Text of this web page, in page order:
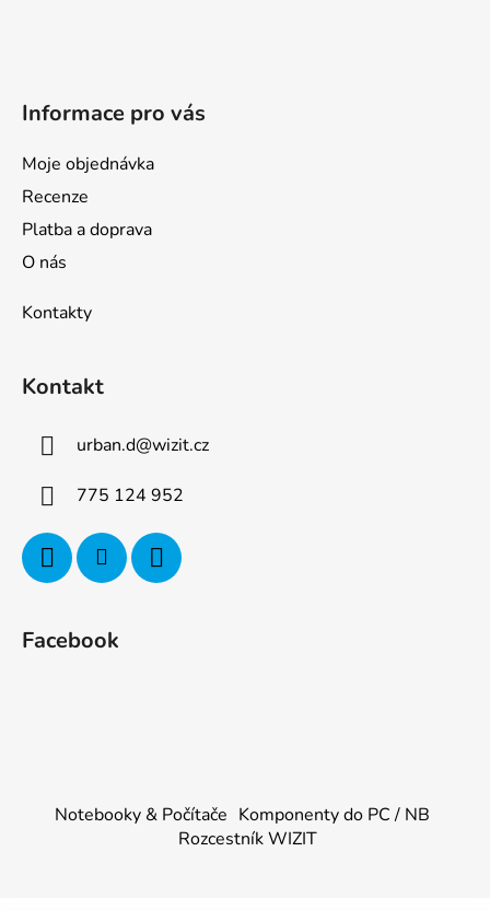
Informace pro vás
Moje objednávka
Recenze
Platba a doprava
O nás
Kontakty
Kontakt
urban.d@wizit.cz
775 124 952
Facebook
Notebooky & Počítače Komponenty do PC / NB
Rozcestník WIZIT